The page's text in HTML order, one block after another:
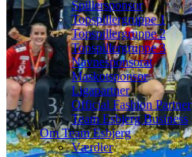
Spillersponsor
Topspillergruppe 1
Topspillergruppe 2
Topspillergruppe 3
Navnesponsorat
Maskotsponsor
Ligapartner
Official Fashion Partner
Team Esbjerg Business
Om Team Esbjerg
Værdier